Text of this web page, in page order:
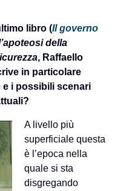
libro (Il governo
della
, Raffaello
in particolare
e i possibili scenari
A livello più
superficiale questa
è l’epoca nella
quale si sta
disgregando